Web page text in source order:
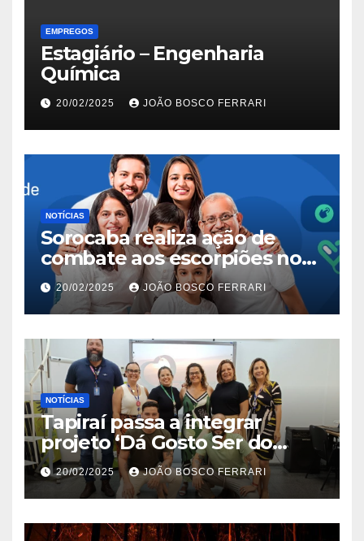
EMPREGOS
Estagiário – Engenharia
Química
20/02/2025 JOÃO BOSCO FERRARI
NOTÍCIAS
Sorocaba realiza ação de
combate aos escorpiões no
Jardim São Carlos
20/02/2025 JOÃO BOSCO FERRARI
NOTÍCIAS
Tapiraí passa a integrar
projeto ‘Dá Gosto Ser do
Ribeira’ | ASN São Paulo
20/02/2025 JOÃO BOSCO FERRARI